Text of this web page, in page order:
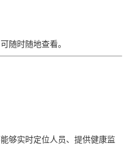
随时随地查看。
够实时定位人员、提供健康监